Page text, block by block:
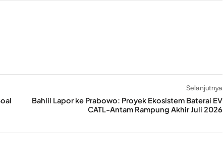
Selanjutnya
Bahlil Lapor ke Prabowo: Proyek Ekosistem Baterai EV
CATL-Antam Rampung Akhir Juli 2026